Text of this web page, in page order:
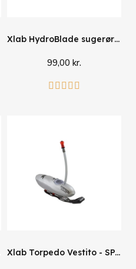
Xlab HydroBlade sugerør m. ventil
99,00 kr.
    
Xlab Torpedo Vestito - SPAR 45%